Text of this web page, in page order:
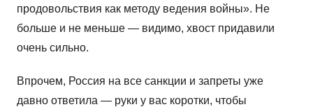
продовольствия как методу ведения войны». Не
больше и не меньше — видимо, хвост придавили
очень сильно.
Впрочем, Россия на все санкции и запреты уже
давно ответила — руки у вас коротки, чтобы